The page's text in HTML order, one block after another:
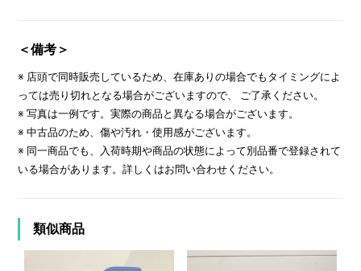
＜備考＞
※ 店頭で同時販売しているため、在庫ありの場合でもタイミングによ
っては売り切れとなる場合がございますので、 ご了承ください。
※ 写真は一例です。実際の商品と異なる場合がございます。
※ 中古品のため、傷や汚れ・使用感がございます。
※ 同一商品でも、入荷時期や商品の状態によって別品番で登録されて
いる場合があります。詳しくはお問い合わせください。
類似商品